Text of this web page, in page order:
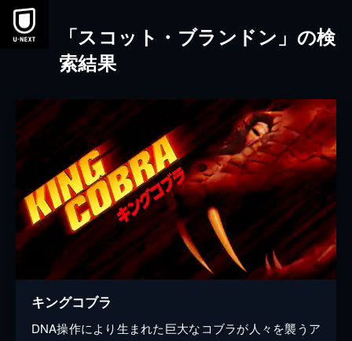
本文へスキップ
「スコット・ブランドン」の検
索結果
キングコブラ
DNA操作により生まれた巨大なコブラが人々を襲うア